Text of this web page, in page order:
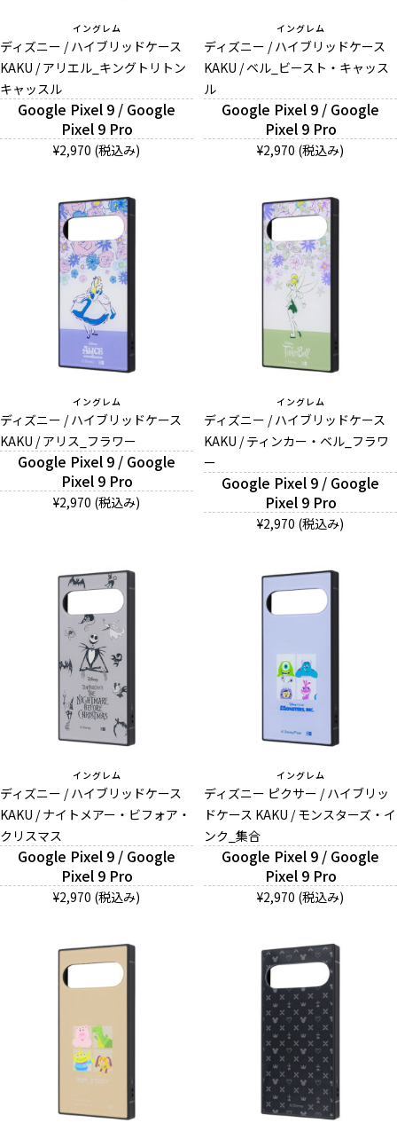
イングレム
ディズニー / ハイブリッドケース
KAKU / アリエル_キングトリトン
キャッスル
Google Pixel 9 / Google
Pixel 9 Pro
¥2,970 (税込み)
イングレム
ディズニー / ハイブリッドケース
KAKU / ベル_ビースト・キャッス
ル
Google Pixel 9 / Google
Pixel 9 Pro
¥2,970 (税込み)
イングレム
ディズニー / ハイブリッドケース
KAKU / アリス_フラワー
Google Pixel 9 / Google
Pixel 9 Pro
¥2,970 (税込み)
イングレム
ディズニー / ハイブリッドケース
KAKU / ティンカー・ベル_フラワ
ー
Google Pixel 9 / Google
Pixel 9 Pro
¥2,970 (税込み)
イングレム
ディズニー / ハイブリッドケース
KAKU / ナイトメアー・ビフォア・
クリスマス
Google Pixel 9 / Google
Pixel 9 Pro
¥2,970 (税込み)
イングレム
ディズニー ピクサー / ハイブリッ
ドケース KAKU / モンスターズ・イ
ンク_集合
Google Pixel 9 / Google
Pixel 9 Pro
¥2,970 (税込み)